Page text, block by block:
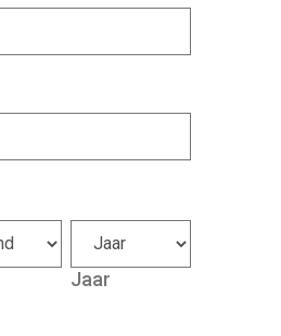
Jaar